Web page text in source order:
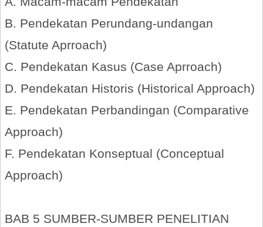
B. Pendekatan Perundang-undangan
(Statute Aprroach)
C. Pendekatan Kasus (Case Aprroach)
D. Pendekatan Historis (Historical Approach)
E. Pendekatan Perbandingan (Comparative
Approach)
F. Pendekatan Konseptual (Conceptual
Approach)
BAB 5 SUMBER-SUMBER PENELITIAN